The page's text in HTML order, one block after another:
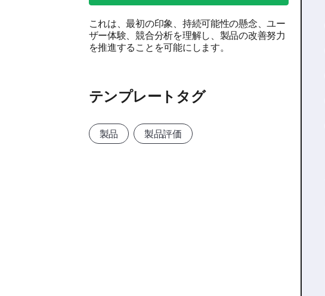
これは、最初の印象、持続可能性の懸念、ユー
ザー体験、競合分析を理解し、製品の改善努力
を推進することを可能にします。
テンプレートタグ
製品 製品評価